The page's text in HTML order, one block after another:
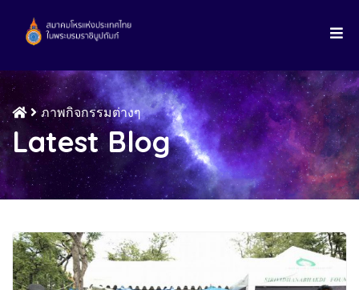
ภาพกิจกรรมต่างๆ
Latest Blog